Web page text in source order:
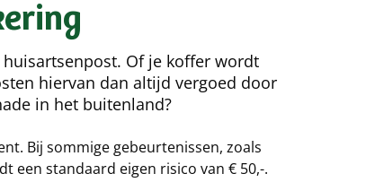
Of je koffer wordt
hiervan dan altijd vergoed door
in het buitenland?
Bij sommige gebeurtenissen, zoals
een standaard eigen risico van € 50,-.